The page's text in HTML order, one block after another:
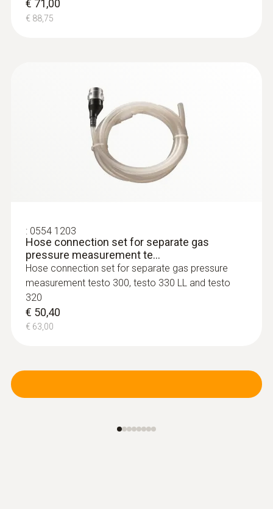
€ 427,50
Compact basic flue gas probe, 180 mm,
Ø 6 mm, Tmax 500 °C
Flue gas path and temperature channel can
be connected to the instrument via a
bayonet lock
€ 170,00
€ 212,50
€ 71,00
€ 88,75
: 0554 1203
Hose connection set for separate gas
pressure measurement te...
Hose connection set for separate gas pressure
measurement testo 300, testo 330 LL and testo
320
€ 50,40
€ 63,00